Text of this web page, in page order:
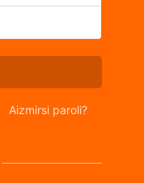
Aizmirsi paroli?